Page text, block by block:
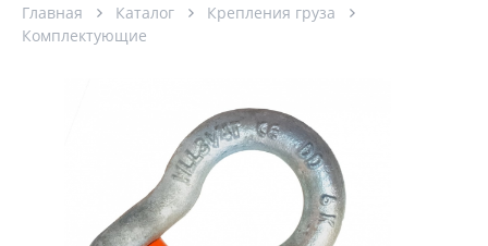
Главная Каталог
Крепления груза
Комплектующие